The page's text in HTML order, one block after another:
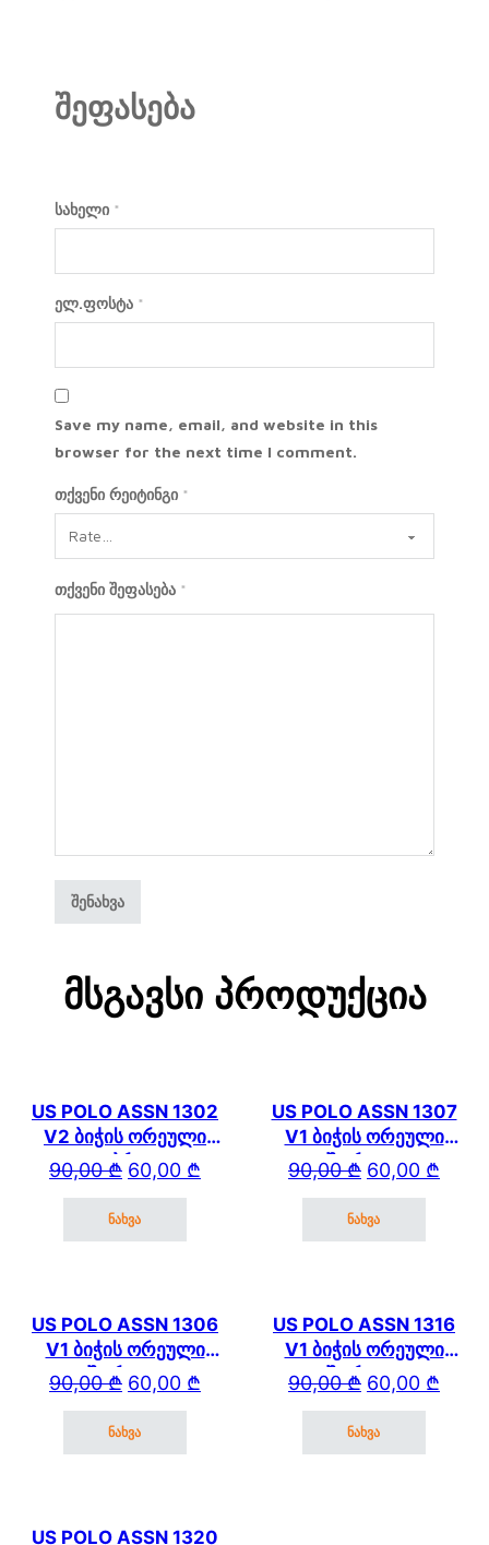
შეფასება
სახელი *
ელ.ფოსტა *
Save my name, email, and website in this
browser for the next time I comment.
თქვენი რეიტინგი *
თქვენი შეფასება *
Მსგავსი Პროდუქცია
US POLO ASSN 1302
V2 ბიჭის ორეული
კაპრით
90,00₾ Original price was: 90,00 ₾.
60,00 ₾
Current price is: 60,00 ₾.
ნახვა
US POLO ASSN 1307
V1 ბიჭის ორეული
შორტით
90,00₾ Original price
60,00 ₾
Current price is:
ნახვა
US POLO ASSN 1306
V1 ბიჭის ორეული
შორტით
90,00₾ Original price was: 90,00 ₾.
60,00 ₾
Current price is: 60,00 ₾.
ნახვა
US POLO ASSN 1316
V1 ბიჭის ორეული
შორტით
90,00₾ Original price
60,00 ₾
Current price is:
ნახვა
US POLO ASSN 1320